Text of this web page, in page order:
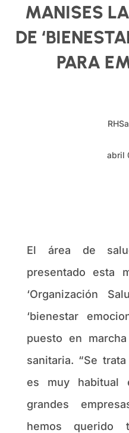
MANISES
DE
PARA
abril
El área de
presentado esta
‘Organización
‘bienestar
puesto en
sanitaria. “Se
es muy habitual
grandes
hemos querido